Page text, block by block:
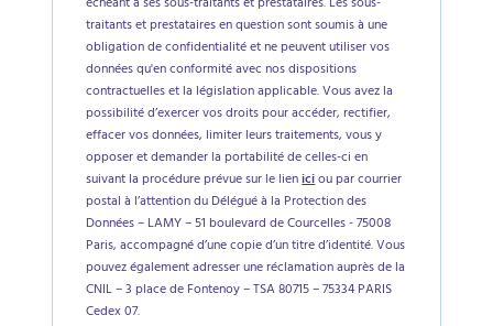
traitants et prestataires en question sont soumis à une
obligation de confidentialité et ne peuvent utiliser vos
données qu'en conformité avec nos dispositions
contractuelles et la législation applicable. Vous avez la
possibilité d’exercer vos droits pour accéder, rectifier,
effacer vos données, limiter leurs traitements, vous y
opposer et demander la portabilité de celles-ci en
suivant la procédure prévue sur le lieniciou par courrier
postal à l’attention du Délégué à la Protection des
Données – LAMY – 51 boulevard de Courcelles - 75008
Paris, accompagné d’une copie d’un titre d’identité. Vous
pouvez également adresser une réclamation auprès de la
CNIL – 3 place de Fontenoy – TSA 80715 – 75334 PARIS
Cedex 07.